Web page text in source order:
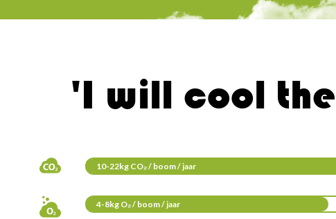
'I will cool
10-22kg CO₂ / boom / jaar
4-8kg O₂ / boom / jaar